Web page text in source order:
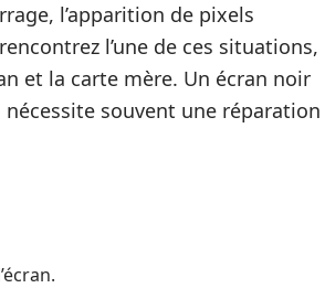
l’apparition de pixels
l’une de ces situations,
et la carte mère. Un écran noir
souvent une réparation